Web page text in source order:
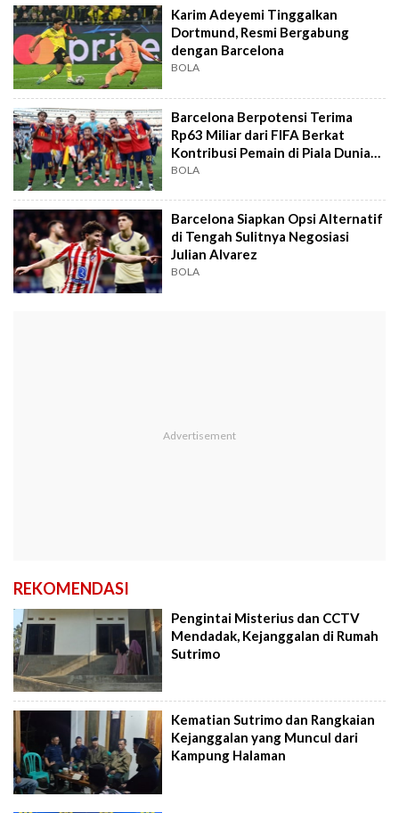
Karim Adeyemi Tinggalkan
Dortmund, Resmi Bergabung
dengan Barcelona
BOLA
Barcelona Berpotensi Terima
Rp63 Miliar dari FIFA Berkat
Kontribusi Pemain di Piala Dunia
2026
BOLA
Barcelona Siapkan Opsi Alternatif
di Tengah Sulitnya Negosiasi
Julian Alvarez
BOLA
REKOMENDASI
Pengintai Misterius dan CCTV
Mendadak, Kejanggalan di Rumah
Sutrimo
Kematian Sutrimo dan Rangkaian
Kejanggalan yang Muncul dari
Kampung Halaman